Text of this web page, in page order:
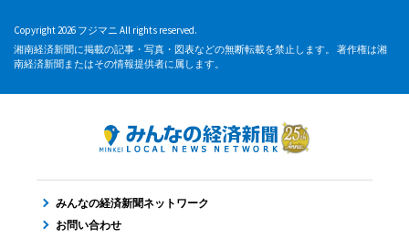
Copyright 2026 フジマニ All rights reserved.
湘南経済新聞に掲載の記事・写真・図表などの無断転載を禁止します。 著作権は湘
南経済新聞またはその情報提供者に属します。
みんなの経済新聞ネットワーク
お問い合わせ